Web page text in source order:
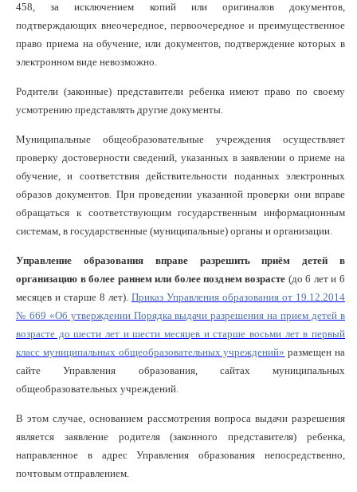
458, за исключением копий или оригиналов документов,
подтверждающих внеочередное, первоочередное и преимущественное
право приема на обучение, или документов, подтверждение которых в
электронном виде невозможно.
Родители (законные) представители ребенка имеют право по своему
усмотрению представлять другие документы.
Муниципальные общеобразовательные учреждения осуществляет
проверку достоверности сведений, указанных в заявлении о приеме на
обучение, и соответствия действительности поданных электронных
образов документов. При проведении указанной проверки они вправе
обращаться к соответствующим государственным информационным
системам, в государственные (муниципальные) органы и организации.
Управление образования вправе разрешить приём детей в
организацию в более раннем или более позднем возрасте (до 6 лет и 6
месяцев и старше 8 лет). Приказ Управления образования от 19.12.2014
№ 669 «Об утверждении Порядка выдачи разрешения на прием детей в
возрасте до шести лет и шести месяцев и старше восьми лет в первый
класс муниципальных общеобразовательных учреждений» размещен на
сайте Управления образования, сайтах муниципальных
общеобразовательных учреждений.
В этом случае, основанием рассмотрения вопроса выдачи разрешения
является заявление родителя (законного представителя) ребенка,
направленное в адрес Управления образования непосредственно,
почтовым отправлением.